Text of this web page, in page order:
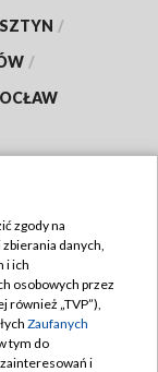
/
/
zgody na
danych,
i ich
osobowych przez
również „TVP”),
Zaufanych
tym do
i